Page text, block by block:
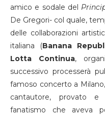
amico e sodale del
De Gregori- col quale,
delle collaborazioni
italiana (Banana
Lotta Continua,
successivo processerà
famoso concerto a
cantautore, provato
fanatismo che aveva